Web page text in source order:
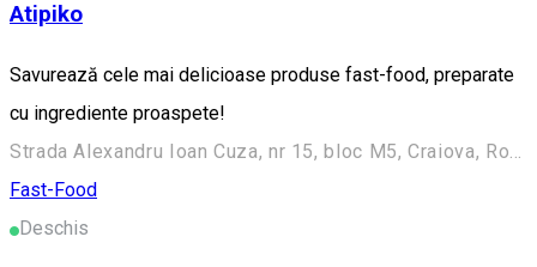
Atipiko
Savurează cele mai delicioase produse fast-food, preparate
cu ingrediente proaspete!
Strada Alexandru Ioan Cuza, nr 15, bloc M5, Craiova, Romania
Fast-Food
Deschis